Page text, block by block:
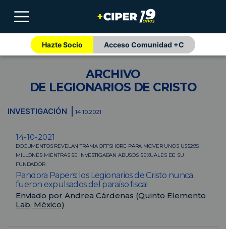
Hazte Socio Acceso Comunidad +C
ARCHIVO
DE LEGIONARIOS DE CRISTO
INVESTIGACIÓN 14.10.2021
14-10-2021
DOCUMENTOS REVELAN TRAMA OFFSHORE PARA MOVER UNOS US$295
MILLONES MIENTRAS SE INVESTIGABAN ABUSOS SEXUALES DE SU
FUNDADOR
Pandora Papers: los Legionarios de Cristo nunca
fueron expulsados del paraíso fiscal
Enviado por Andrea Cárdenas (Quinto Elemento
Lab, México)